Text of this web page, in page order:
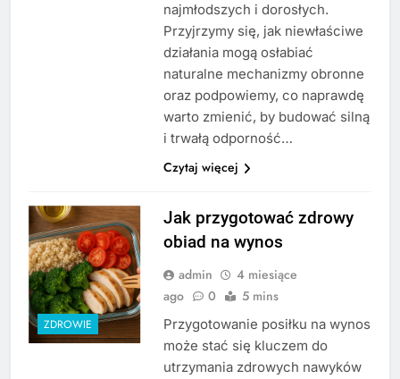
najmłodszych i dorosłych.
Przyjrzymy się, jak niewłaściwe
działania mogą osłabiać
naturalne mechanizmy obronne
oraz podpowiemy, co naprawdę
warto zmienić, by budować silną
i trwałą odporność…
Czytaj więcej
ZDROWIE
Jak przygotować zdrowy
obiad na wynos
admin
4 miesiące
ago
0 5 mins
Przygotowanie posiłku na wynos
może stać się kluczem do
utrzymania zdrowych nawyków